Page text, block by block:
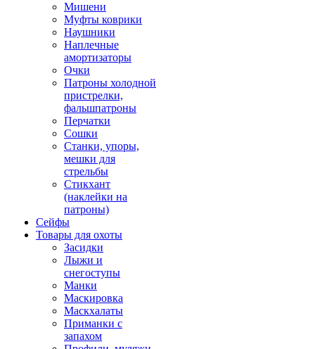
Мишени
Муфты коврики
Наушники
Наплечные
амортизаторы
Очки
Патроны холодной
пристрелки,
фальшпатроны
Перчатки
Сошки
Станки, упоры,
мешки для
стрельбы
Стикхант
(наклейки на
патроны)
Сейфы
Товары для охоты
Засидки
Лыжи и
снегоступы
Манки
Маскировка
Маскхалаты
Приманки с
запахом